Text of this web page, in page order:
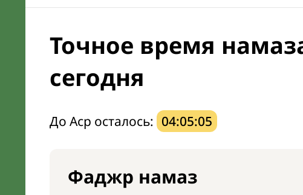
Точное время
сегодня
До Аср осталось: 04:05:04
Фаджр намаз